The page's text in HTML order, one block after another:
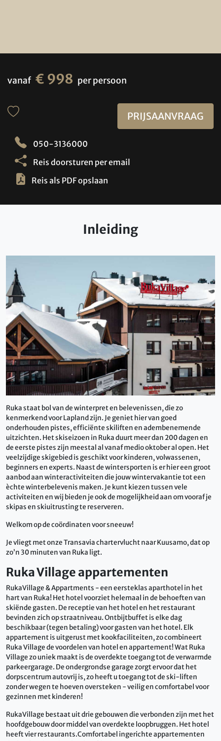
vanaf € 998 per persoon
PRIJSAANVRAAG
050-3136000
Reis doorsturen per email
Reis als PDF opslaan
Inleiding
Ruka staat bol van de winterpret en belevenissen, die zo
kenmerkend voor Lapland zijn. Je geniet hier van goed
onderhouden pistes, efficiënte skiliften en adembenemende
uitzichten. Het skiseizoen in Ruka duurt meer dan 200 dagen en
de eerste pistes zijn meestal al vanaf medio oktober al open. Het
veelzijdige skigebied is geschikt voor kinderen, volwassenen,
beginners en experts. Naast de wintersporten is er hier een groot
aanbod aan winteractiviteiten die jouw wintervakantie tot een
èchte winterbelevenis maken. Je kunt kiezen tussen vele
activiteiten en wij bieden je ook de mogelijkheid aan om vooraf je
skipas en skiuitrusting te reserveren.
Welkom op de coördinaten voor sneeuw!
Je vliegt met onze Transavia chartervlucht naar Kuusamo, dat op
zo’n 30 minuten van Ruka ligt.
Ruka Village appartementen
RukaVillage & Appartments - een eersteklas aparthotel in het
hart van Ruka! Het hotel voorziet helemaal in de behoeften van
skiënde gasten. De receptie van het hotel en het restaurant
bevinden zich op straatniveau. Ontbijtbuffet is elke dag
beschikbaar (tegen betaling) voor gasten van het hotel. Elk
appartement is uitgerust met kookfaciliteiten, zo combineert
Ruka Village de voordelen van hotel en appartement! Wat Ruka
Village zo uniek maakt is de overdekte toegang tot de verwarmde
parkeergarage. De ondergrondse garage zorgt ervoor dat het
dorpscentrum autovrij is, zo heeft u toegang tot de ski-liften
zonder wegen te hoeven oversteken - veilig en comfortabel voor
gezinnen met kinderen!
RukaVillage bestaat uit drie gebouwen die verbonden zijn met het
hoofdgebouw door middel van overdekte loopbruggen. Het hotel
heeft vier restaurants.Comfortabel ingerichte appartementen